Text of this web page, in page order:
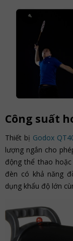
Công suất
Thiết bị Godox
lượng ngắn cho
động thể thao
đèn có khả năng
dụng khẩu độ lớn